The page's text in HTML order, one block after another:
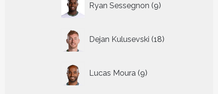
Ryan Sessegnon 9
producten
Dejan Kulusevski 18
producten
Lucas Moura 9
producten